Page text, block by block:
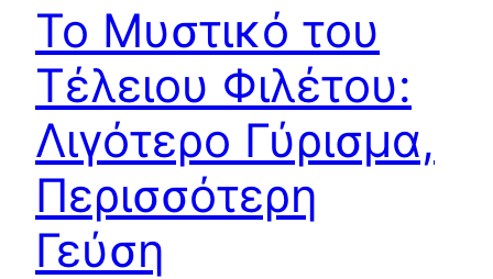
Το Μυστικό του
Τέλειου Φιλέτου:
Λιγότερο Γύρισμα,
Περισσότερη
Γεύση